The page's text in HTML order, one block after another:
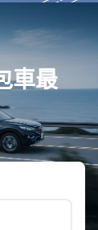
車最